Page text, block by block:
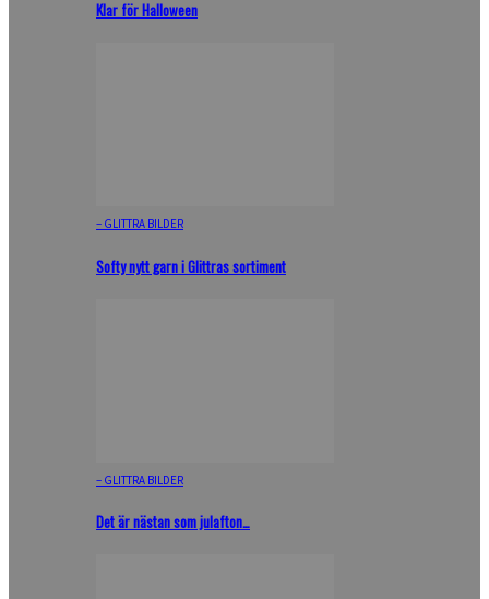
Klar för Halloween
– GLITTRA BILDER
Softy nytt garn i Glittras sortiment
– GLITTRA BILDER
Det är nästan som julafton…